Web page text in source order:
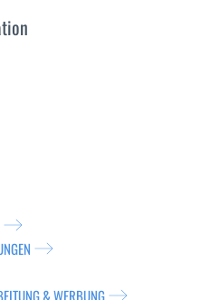
& WERBUNG